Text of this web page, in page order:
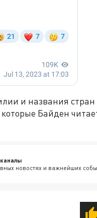
и названия стран
Байден
новостях и важнейших